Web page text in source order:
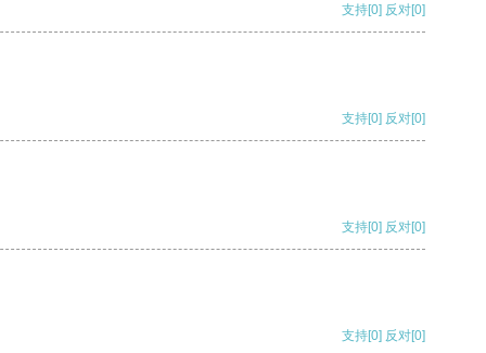
支持[0] 反对[0]
支持[0] 反对[0]
支持[0] 反对[0]
支持[0] 反对[0]